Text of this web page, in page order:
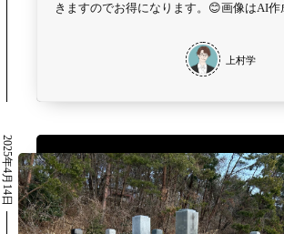
きますのでお得になります。😊画像はAI作
上村学
2025年4月14日